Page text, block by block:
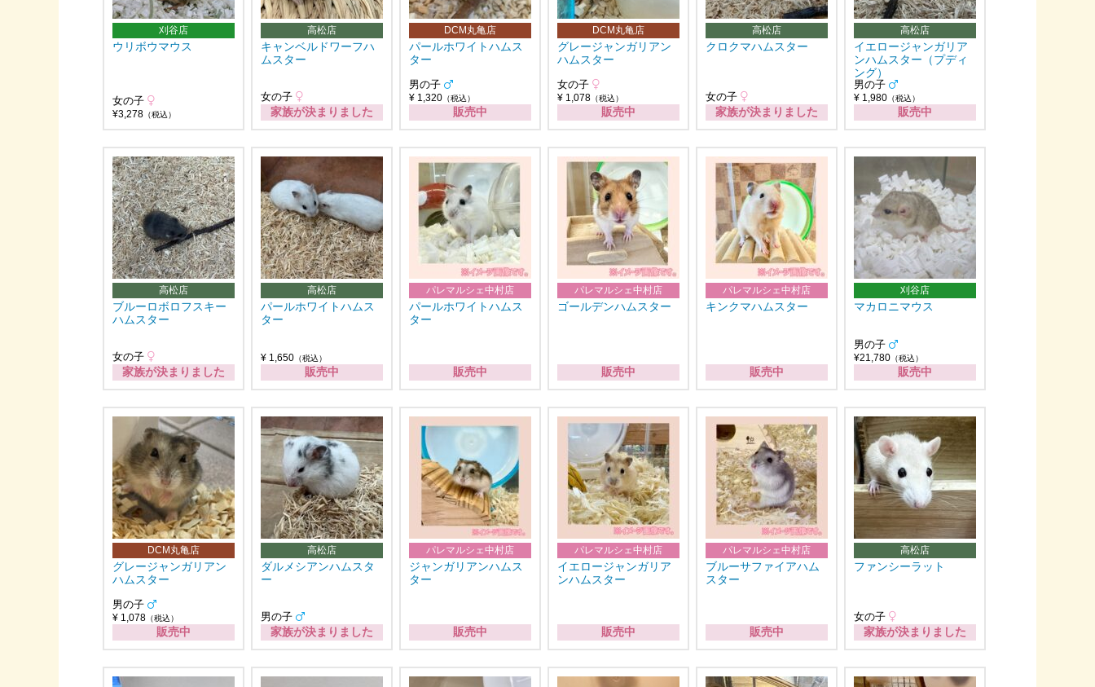
刈谷店
ウリボウマウス
女の子
¥3,278 （税込）
高松店
キャンベルドワーフハ
ムスター
女の子
家族が決まりました
DCM丸亀店
パールホワイトハムス
ター
男の子
¥ 1,320 （税込）
販売中
DCM丸亀店
グレージャンガリアン
ハムスター
女の子
¥ 1,078 （税込）
販売中
高松店
クロクマハムスター
女の子
家族が決まりました
高松店
イエロージャンガリア
ンハムスター（プディ
ング）
男の子
¥ 1,980 （税込）
販売中
高松店
ブルーロボロフスキー
ハムスター
女の子
家族が決まりました
高松店
パールホワイトハムス
ター
¥ 1,650 （税込）
販売中
パレマルシェ中村店
パールホワイトハムス
ター
販売中
パレマルシェ中村店
ゴールデンハムスター
販売中
パレマルシェ中村店
キンクマハムスター
販売中
刈谷店
マカロニマウス
男の子
¥21,780 （税込）
販売中
DCM丸亀店
グレージャンガリアン
ハムスター
男の子
¥ 1,078 （税込）
販売中
高松店
ダルメシアンハムスタ
ー
男の子
家族が決まりました
パレマルシェ中村店
ジャンガリアンハムス
ター
販売中
パレマルシェ中村店
イエロージャンガリア
ンハムスター
販売中
パレマルシェ中村店
ブルーサファイアハム
スター
販売中
高松店
ファンシーラット
女の子
家族が決まりました